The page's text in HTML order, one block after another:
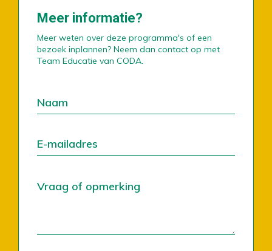
Meer informatie?
Meer weten over deze programma's of een
bezoek inplannen? Neem dan contact op met
Team Educatie van CODA.